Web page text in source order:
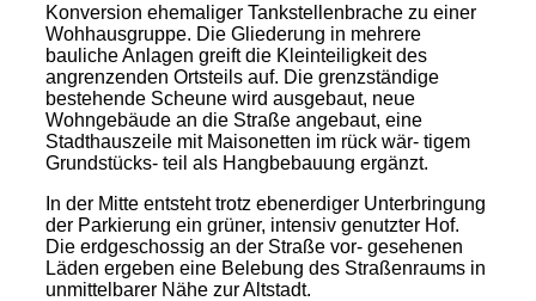
Konversion ehemaliger Tankstellenbrache zu einer
Wohhausgruppe. Die Gliederung in mehrere
bauliche Anlagen greift die Kleinteiligkeit des
angrenzenden Ortsteils auf. Die grenzständige
bestehende Scheune wird ausgebaut, neue
Wohngebäude an die Straße angebaut, eine
Stadthauszeile mit Maisonetten im rück wär- tigem
Grundstücks- teil als Hangbebauung ergänzt.
In der Mitte entsteht trotz ebenerdiger Unterbringung
der Parkierung ein grüner, intensiv genutzter Hof.
Die erdgeschossig an der Straße vor- gesehenen
Läden ergeben eine Belebung des Straßenraums in
unmittelbarer Nähe zur Altstadt.